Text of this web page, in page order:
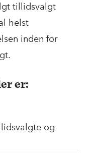
tillidsvalgt
helst
inden for
er:
og